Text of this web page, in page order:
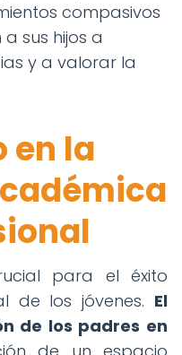
compasivos
sus hijos a
y a valorar la
en la
para el éxito
de los jóvenes. El
de los padres en